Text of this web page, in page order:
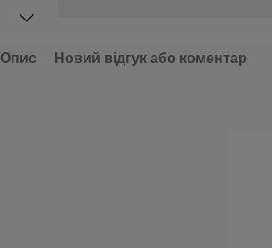
Опис Новий відгук або коментар